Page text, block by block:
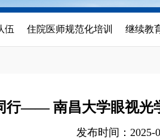
伍 住院医师规范化培训 继续教
行—— 南昌大学眼视光
发布时间：2025-